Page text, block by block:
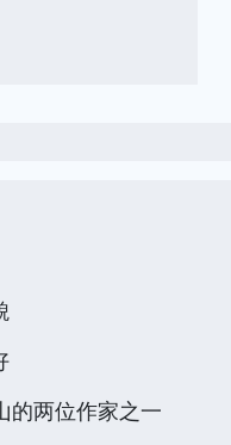
的两位作家之一